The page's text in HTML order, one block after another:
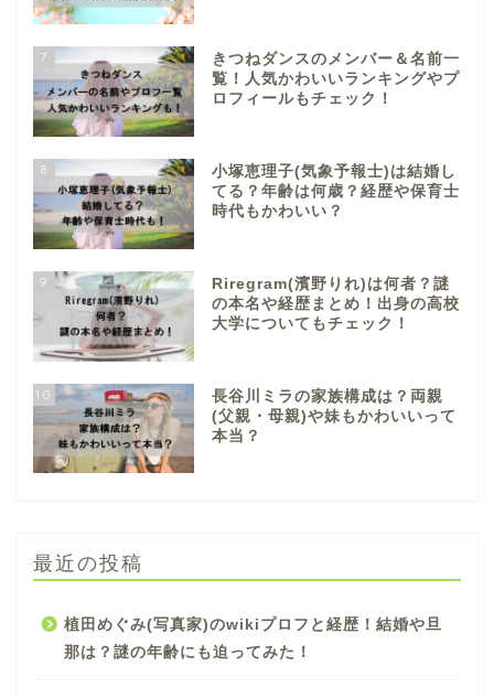
7
きつねダンスのメンバー＆名前一
覧！人気かわいいランキングやプ
ロフィールもチェック！
8
小塚恵理子(気象予報士)は結婚し
てる？年齢は何歳？経歴や保育士
時代もかわいい？
9
Riregram(濱野りれ)は何者？謎
の本名や経歴まとめ！出身の高校
大学についてもチェック！
10
長谷川ミラの家族構成は？両親
(父親・母親)や妹もかわいいって
本当？
最近の投稿
植田めぐみ(写真家)のwikiプロフと経歴！結婚や旦
那は？謎の年齢にも迫ってみた！